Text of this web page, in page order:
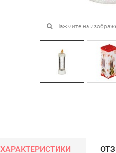
Нажмите на
ХАРАКТЕРИСТИКИ